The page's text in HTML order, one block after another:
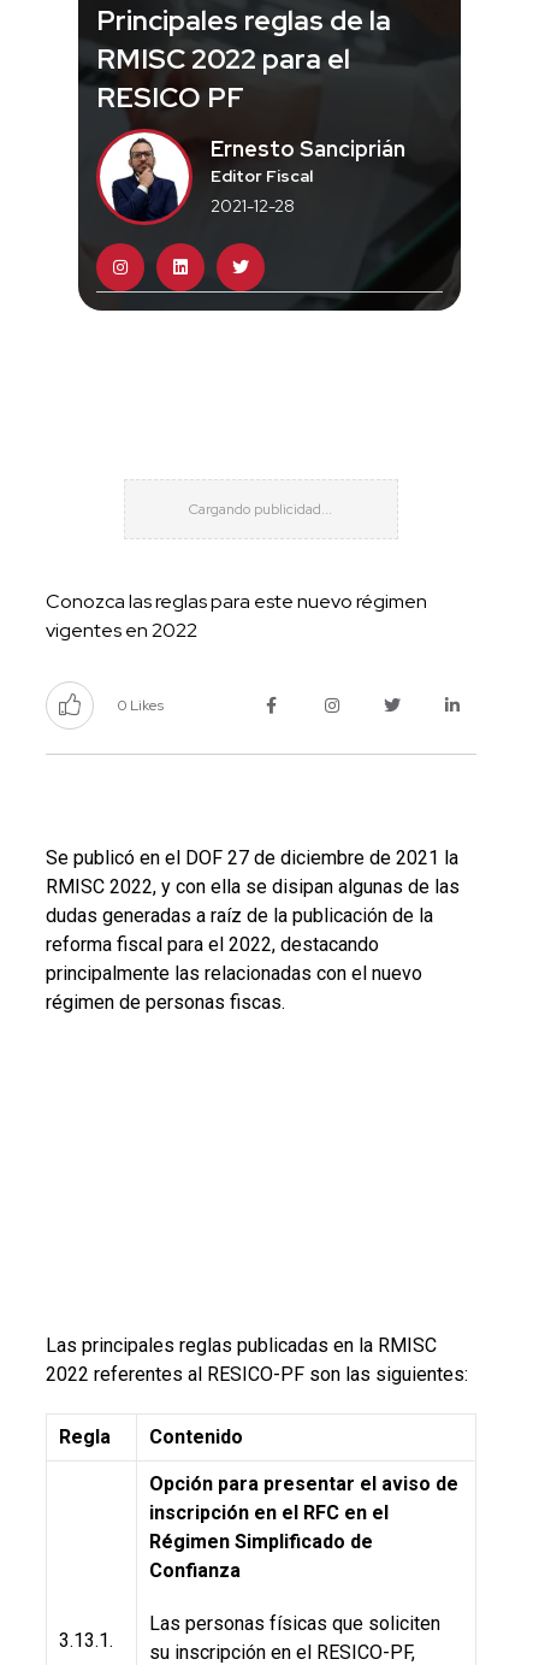
Principales reglas de la
RMISC 2022 para el
RESICO PF
Ernesto Sanciprián
Editor Fiscal
2021-12-28
Conozca las reglas para este nuevo régimen
vigentes en 2022
0 Likes
Se publicó en el DOF 27 de diciembre de 2021 la
RMISC 2022, y con ella se disipan algunas de las
dudas generadas a raíz de la publicación de la
reforma fiscal para el 2022, destacando
principalmente las relacionadas con el nuevo
régimen de personas fiscas.
Las principales reglas publicadas en la RMISC
2022 referentes al RESICO-PF son las siguientes:
Regla Contenido
3.13.1.
Opción para presentar el aviso de
inscripción en el RFC en el
Régimen Simplificado de
Confianza
Las personas físicas que soliciten
su inscripción en el RESICO-PF,